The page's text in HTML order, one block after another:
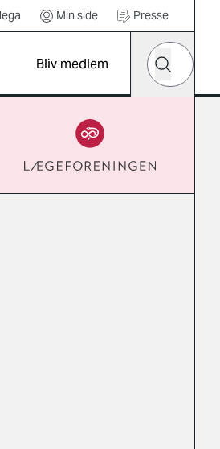
Min side Presse
Bliv medlem
Hvad leder
Søg